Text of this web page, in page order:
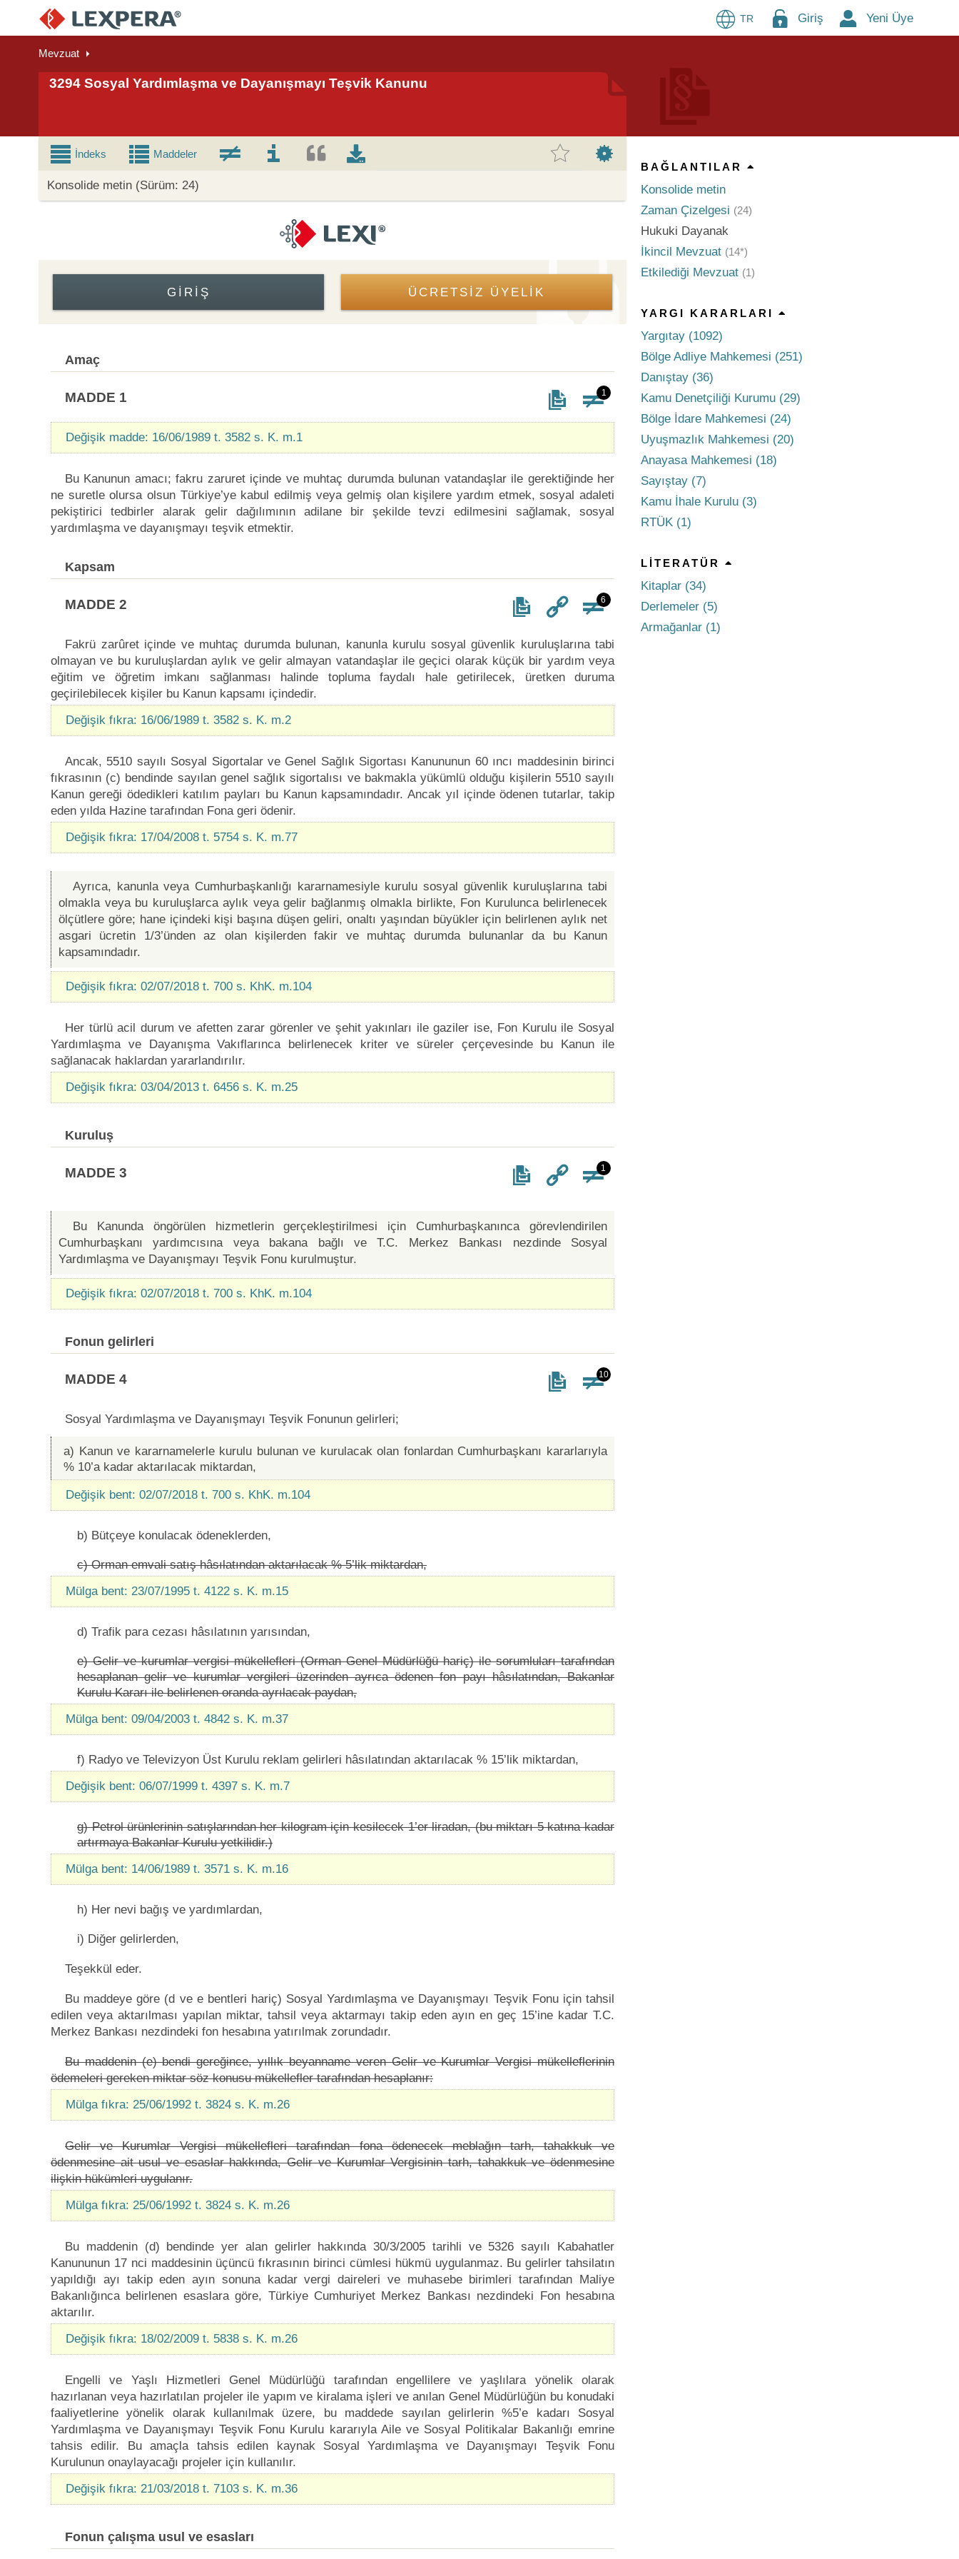
TR Giriş Yeni Üye
Mevzuat
3294 Sosyal Yardımlaşma ve Dayanışmayı Teşvik Kanunu
İndeks Maddeler
Konsolide metin (Sürüm: 24)
GIRIŞ ÜCRETSİZ ÜYELİK
Amaç
MADDE 1 1
Değişik madde: 16/06/1989 t. 3582 s. K. m.1
Bu Kanunun amacı; fakru zaruret içinde ve muhtaç durumda bulunan vatandaşlar ile gerektiğinde her
ne suretle olursa olsun Türkiye’ye kabul edilmiş veya gelmiş olan kişilere yardım etmek, sosyal adaleti
pekiştirici tedbirler alarak gelir dağılımının adilane bir şekilde tevzi edilmesini sağlamak, sosyal
yardımlaşma ve dayanışmayı teşvik etmektir.
Kapsam
MADDE 2 6
Fakrü zarûret içinde ve muhtaç durumda bulunan, kanunla kurulu sosyal güvenlik kuruluşlarına tabi
olmayan ve bu kuruluşlardan aylık ve gelir almayan vatandaşlar ile geçici olarak küçük bir yardım veya
eğitim ve öğretim imkanı sağlanması halinde topluma faydalı hale getirilecek, üretken duruma
geçirilebilecek kişiler bu Kanun kapsamı içindedir.
Değişik fıkra: 16/06/1989 t. 3582 s. K. m.2
Ancak, 5510 sayılı Sosyal Sigortalar ve Genel Sağlık Sigortası Kanununun 60 ıncı maddesinin birinci
fıkrasının (c) bendinde sayılan genel sağlık sigortalısı ve bakmakla yükümlü olduğu kişilerin 5510 sayılı
Kanun gereği ödedikleri katılım payları bu Kanun kapsamındadır. Ancak yıl içinde ödenen tutarlar, takip
eden yılda Hazine tarafından Fona geri ödenir.
Değişik fıkra: 17/04/2008 t. 5754 s. K. m.77
Ayrıca, kanunla veya Cumhurbaşkanlığı kararnamesiyle kurulu sosyal güvenlik kuruluşlarına tabi
olmakla veya bu kuruluşlarca aylık veya gelir bağlanmış olmakla birlikte, Fon Kurulunca belirlenecek
ölçütlere göre; hane içindeki kişi başına düşen geliri, onaltı yaşından büyükler için belirlenen aylık net
asgari ücretin 1/3’ünden az olan kişilerden fakir ve muhtaç durumda bulunanlar da bu Kanun
kapsamındadır.
Değişik fıkra: 02/07/2018 t. 700 s. KhK. m.104
Her türlü acil durum ve afetten zarar görenler ve şehit yakınları ile gaziler ise, Fon Kurulu ile Sosyal
Yardımlaşma ve Dayanışma Vakıflarınca belirlenecek kriter ve süreler çerçevesinde bu Kanun ile
sağlanacak haklardan yararlandırılır.
Değişik fıkra: 03/04/2013 t. 6456 s. K. m.25
Kuruluş
MADDE 3 1
Bu Kanunda öngörülen hizmetlerin gerçekleştirilmesi için Cumhurbaşkanınca görevlendirilen
Cumhurbaşkanı yardımcısına veya bakana bağlı ve T.C. Merkez Bankası nezdinde Sosyal
Yardımlaşma ve Dayanışmayı Teşvik Fonu kurulmuştur.
Değişik fıkra: 02/07/2018 t. 700 s. KhK. m.104
Fonun gelirleri
MADDE 4 10
Sosyal Yardımlaşma ve Dayanışmayı Teşvik Fonunun gelirleri;
a) Kanun ve kararnamelerle kurulu bulunan ve kurulacak olan fonlardan Cumhurbaşkanı kararlarıyla
% 10’a kadar aktarılacak miktardan,
Değişik bent: 02/07/2018 t. 700 s. KhK. m.104
b) Bütçeye konulacak ödeneklerden,
c) Orman emvali satış hâsılatından aktarılacak % 5’lik miktardan,
Mülga bent: 23/07/1995 t. 4122 s. K. m.15
d) Trafik para cezası hâsılatının yarısından,
e) Gelir ve kurumlar vergisi mükellefleri (Orman Genel Müdürlüğü hariç) ile sorumluları tarafından
hesaplanan gelir ve kurumlar vergileri üzerinden ayrıca ödenen fon payı hâsılatından, Bakanlar
Kurulu Kararı ile belirlenen oranda ayrılacak paydan,
Mülga bent: 09/04/2003 t. 4842 s. K. m.37
f) Radyo ve Televizyon Üst Kurulu reklam gelirleri hâsılatından aktarılacak % 15’lik miktardan,
Değişik bent: 06/07/1999 t. 4397 s. K. m.7
g) Petrol ürünlerinin satışlarından her kilogram için kesilecek 1’er liradan, (bu miktarı 5 katına kadar
artırmaya Bakanlar Kurulu yetkilidir.)
Mülga bent: 14/06/1989 t. 3571 s. K. m.16
h) Her nevi bağış ve yardımlardan,
i) Diğer gelirlerden,
Teşekkül eder.
Bu maddeye göre (d ve e bentleri hariç) Sosyal Yardımlaşma ve Dayanışmayı Teşvik Fonu için tahsil
edilen veya aktarılması yapılan miktar, tahsil veya aktarmayı takip eden ayın en geç 15’ine kadar T.C.
Merkez Bankası nezdindeki fon hesabına yatırılmak zorundadır.
Bu maddenin (e) bendi gereğince, yıllık beyanname veren Gelir ve Kurumlar Vergisi mükelleflerinin
ödemeleri gereken miktar söz konusu mükellefler tarafından hesaplanır:
Mülga fıkra: 25/06/1992 t. 3824 s. K. m.26
Gelir ve Kurumlar Vergisi mükellefleri tarafından fona ödenecek meblağın tarh, tahakkuk ve
ödenmesine ait usul ve esaslar hakkında, Gelir ve Kurumlar Vergisinin tarh, tahakkuk ve ödenmesine
ilişkin hükümleri uygulanır.
Mülga fıkra: 25/06/1992 t. 3824 s. K. m.26
Bu maddenin (d) bendinde yer alan gelirler hakkında 30/3/2005 tarihli ve 5326 sayılı Kabahatler
Kanununun 17 nci maddesinin üçüncü fıkrasının birinci cümlesi hükmü uygulanmaz. Bu gelirler tahsilatın
yapıldığı ayı takip eden ayın sonuna kadar vergi daireleri ve muhasebe birimleri tarafından Maliye
Bakanlığınca belirlenen esaslara göre, Türkiye Cumhuriyet Merkez Bankası nezdindeki Fon hesabına
aktarılır.
Değişik fıkra: 18/02/2009 t. 5838 s. K. m.26
Engelli ve Yaşlı Hizmetleri Genel Müdürlüğü tarafından engellilere ve yaşlılara yönelik olarak
hazırlanan veya hazırlatılan projeler ile yapım ve kiralama işleri ve anılan Genel Müdürlüğün bu konudaki
faaliyetlerine yönelik olarak kullanılmak üzere, bu maddede sayılan gelirlerin %5’e kadarı Sosyal
Yardımlaşma ve Dayanışmayı Teşvik Fonu Kurulu kararıyla Aile ve Sosyal Politikalar Bakanlığı emrine
tahsis edilir. Bu amaçla tahsis edilen kaynak Sosyal Yardımlaşma ve Dayanışmayı Teşvik Fonu
Kurulunun onaylayacağı projeler için kullanılır.
Değişik fıkra: 21/03/2018 t. 7103 s. K. m.36
Fonun çalışma usul ve esasları
BAĞLANTILAR
Konsolide metin
Zaman Çizelgesi (24)
Hukuki Dayanak
İkincil Mevzuat (14*)
Etkilediği Mevzuat (1)
YARGI KARARLARI
Yargıtay (1092)
Bölge Adliye Mahkemesi (251)
Danıştay (36)
Kamu Denetçiliği Kurumu (29)
Bölge İdare Mahkemesi (24)
Uyuşmazlık Mahkemesi (20)
Anayasa Mahkemesi (18)
Sayıştay (7)
Kamu İhale Kurulu (3)
RTÜK (1)
LITERATÜR
Kitaplar (34)
Derlemeler (5)
Armağanlar (1)